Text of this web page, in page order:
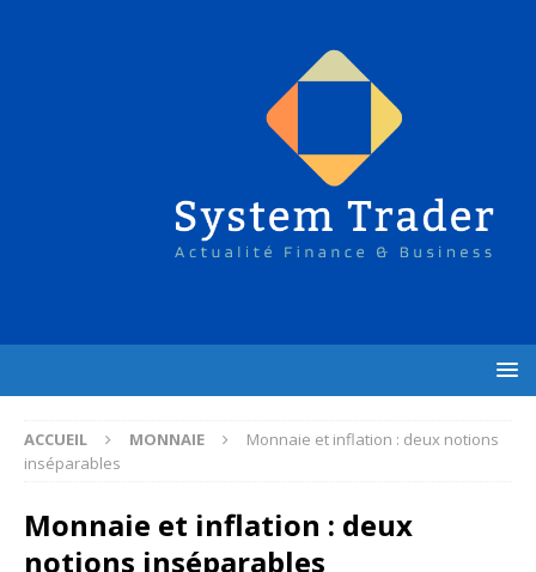
ACCUEIL MONNAIE
Monnaie et inflation : deux notions
inséparables
Monnaie et inflation : deux
notions inséparables